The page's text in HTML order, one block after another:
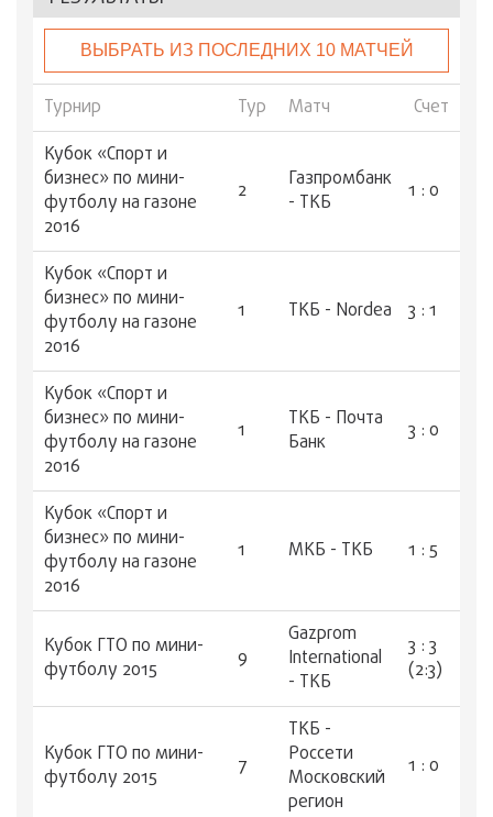
ВЫБРАТЬ ИЗ ПОСЛЕДНИХ 10 МАТЧЕЙ
Турнир Тур Матч
Счет
Кубок «Спорт и
бизнес» по мини-
футболу на газоне
2016
2
Газпромбанк
- ТКБ
1 : 0
Кубок «Спорт и
бизнес» по мини-
футболу на газоне
2016
1 ТКБ - Nordea 3 : 1
Кубок «Спорт и
бизнес» по мини-
футболу на газоне
2016
1
ТКБ - Почта
Банк
3 : 0
Кубок «Спорт и
бизнес» по мини-
футболу на газоне
2016
1 МКБ - ТКБ 1 : 5
Кубок ГТО по мини-
футболу 2015
9
Gazprom
International
- ТКБ
3 : 3
(2:3)
Кубок ГТО по мини-
футболу 2015
7
ТКБ -
Россети
Московский
регион
1 : 0